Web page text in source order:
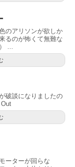
のアリソンが欲しか
るのが怖くて無難な
...
破談になりましたの
ーターが回らな